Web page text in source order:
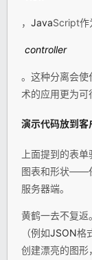
， JavaScript作
controller
。这种分离会使
术的应用更为可
演示代码放到客
上面提到的表
图表和形状——
服务器端。
黄鹤一去不复返
（例如JSON格
创建漂亮的图形